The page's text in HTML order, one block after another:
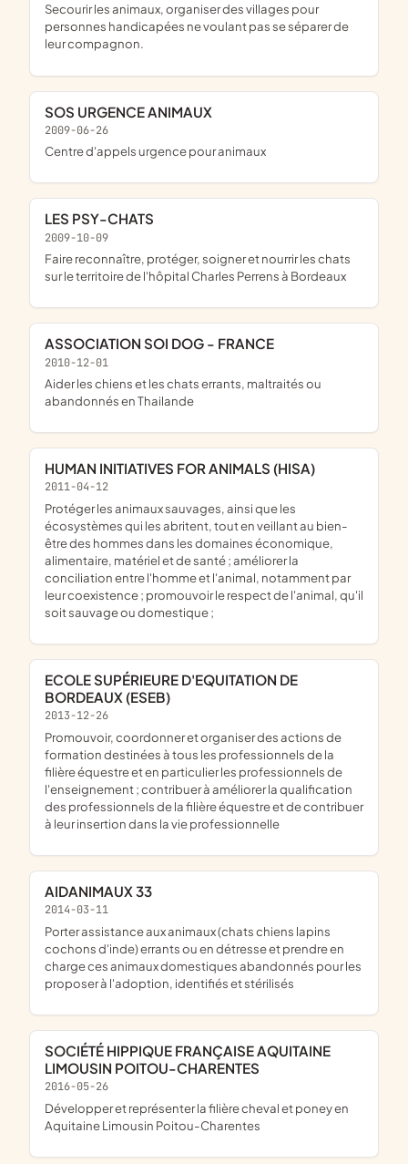
Secourir les animaux, organiser des villages pour
personnes handicapées ne voulant pas se séparer de
leur compagnon.
SOS URGENCE ANIMAUX
2009-06-26
centre d'appels urgence pour animaux
LES PSY-CHATS
2009-10-09
faire reconnaître, protéger, soigner et nourrir les chats
sur le territoire de l'hôpital Charles Perrens à Bordeaux
ASSOCIATION SOI DOG - FRANCE
2010-12-01
aider les chiens et les chats errants, maltraités ou
abandonnés en Thailande
HUMAN INITIATIVES FOR ANIMALS (HISA)
2011-04-12
protéger les animaux sauvages, ainsi que les
écosystèmes qui les abritent, tout en veillant au bien-
être des hommes dans les domaines économique,
alimentaire, matériel et de santé ; améliorer la
conciliation entre l'homme et l'animal, notamment par
leur coexistence ; promouvoir le respect de l'animal, qu'il
soit sauvage ou domestique ;
ECOLE SUPÉRIEURE D'EQUITATION DE
BORDEAUX (ESEB)
2013-12-26
promouvoir, coordonner et organiser des actions de
formation destinées à tous les professionnels de la
filière équestre et en particulier les professionnels de
l'enseignement ; contribuer à améliorer la qualification
des professionnels de la filière équestre et de contribuer
à leur insertion dans la vie professionnelle
AIDANIMAUX 33
2014-03-11
porter assistance aux animaux (chats chiens lapins
cochons d'inde) errants ou en détresse et prendre en
charge ces animaux domestiques abandonnés pour les
proposer à l'adoption, identifiés et stérilisés
SOCIÉTÉ HIPPIQUE FRANÇAISE AQUITAINE
LIMOUSIN POITOU-CHARENTES
2016-05-26
développer et représenter la filière cheval et poney en
Aquitaine Limousin Poitou-Charentes